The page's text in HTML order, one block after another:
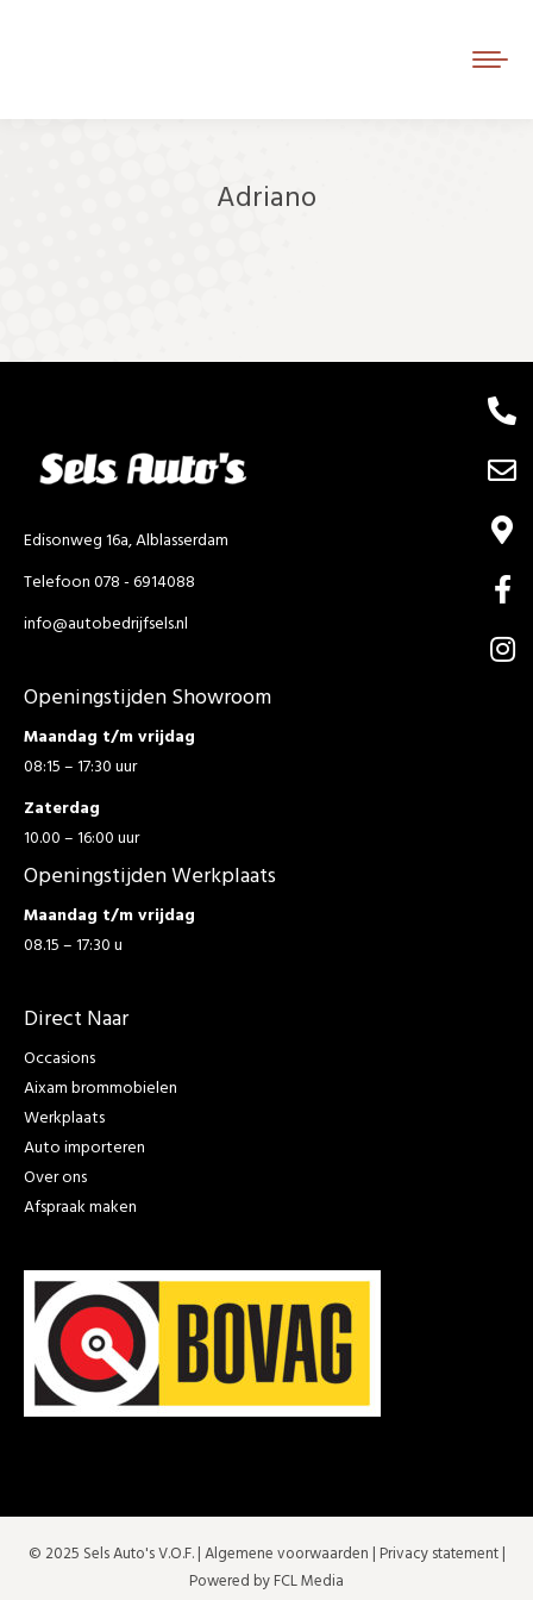
Adriano
Edisonweg 16a, Alblasserdam
Telefoon 078 - 6914088
info@autobedrijfsels.nl
Openingstijden Showroom
Maandag t/m vrijdag
08:15 – 17:30 uur
Zaterdag
10.00 – 16:00 uur
Openingstijden Werkplaats
Maandag t/m vrijdag
08.15 – 17:30 u
Direct Naar
Occasions
Aixam brommobielen
Werkplaats
Auto importeren
Over ons
Afspraak maken
© 2025 Sels Auto's V.O.F. |Algemene voorwaarden | Privacy statement|
Powered by FCL Media